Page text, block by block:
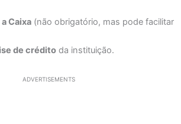
Caixa(não obrigatório, mas pode facilitar
de créditoda instituição.
ADVERTISEMENTS